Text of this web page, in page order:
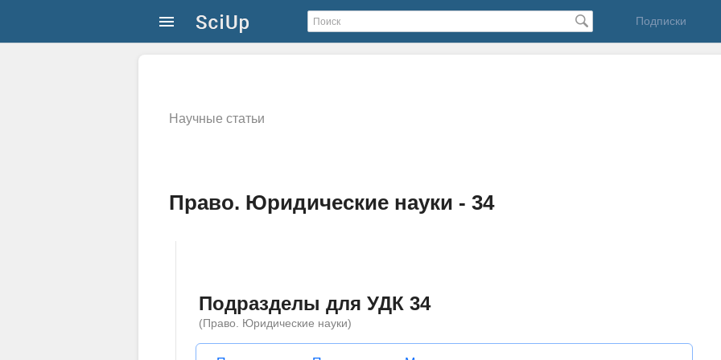
Подписки
Научные статьи
Право. Юридические науки - 34
Подразделы для УДК 34
(Право. Юридические науки)